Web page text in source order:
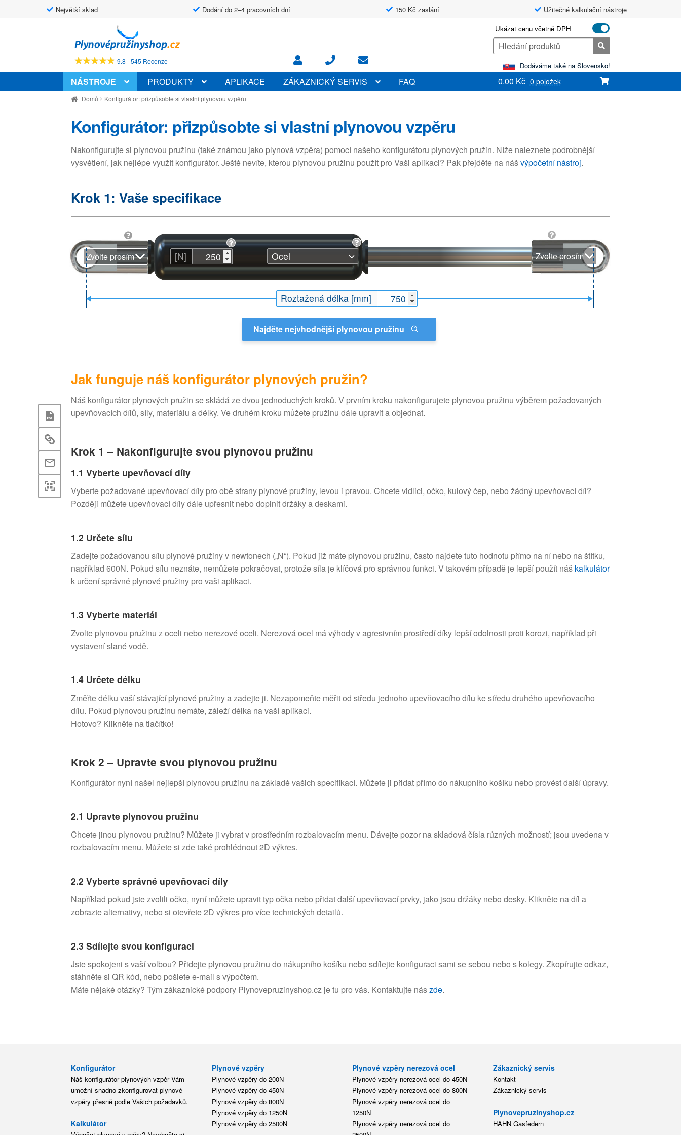
Největší sklad Dodání do 2–4 pracovních dní 150 Kč zaslání Užitečné kalkulační nástroje
na
navigaci
k
obsahu
webu
9.8 -545 Recenze
Ukázat cenu včetně DPH
Search
for:
Dodáváme také na Slovensko!
NÁSTROJE PRODUKTY APLIKACE ZÁKAZNICKÝ SERVIS FAQ 0.00 Kč 0 položek
Domů Konfigurátor: přizpůsobte si vlastní plynovou vzpěru
Konfigurátor: přizpůsobte si vlastní plynovou vzpěru
Nakonfigurujte si plynovou pružinu (také známou jako plynová vzpěra) pomocí našeho konfigurátoru plynových pružin. Níže naleznete podrobnější
vysvětlení, jak nejlépe využít konfigurátor. Ještě nevíte, kterou plynovou pružinu použít pro Vaši aplikaci? Pak přejděte na nášvýpočetní nástroj.
Krok 1: Vaše specifikace
Zvolte prosím Zvolte prosím
[N]
Roztažená délka [mm]
Najděte nejvhodnější plynovou pružinu
Jak funguje náš konfigurátor plynových pružin?
Náš konfigurátor plynových pružin se skládá ze dvou jednoduchých kroků. V prvním kroku nakonfigurujete plynovou pružinu výběrem požadovaných
upevňovacích dílů, síly, materiálu a délky. Ve druhém kroku můžete pružinu dále upravit a objednat.
Krok 1 – Nakonfigurujte svou plynovou pružinu
1.1 Vyberte upevňovací díly
Vyberte požadované upevňovací díly pro obě strany plynové pružiny, levou i pravou. Chcete vidlici, očko, kulový čep, nebo žádný upevňovací díl?
Později můžete upevňovací díly dále upřesnit nebo doplnit držáky a deskami.
1.2 Určete sílu
Zadejte požadovanou sílu plynové pružiny v newtonech („N“). Pokud již máte plynovou pružinu, často najdete tuto hodnotu přímo na ní nebo na štítku,
například 600N. Pokud sílu neznáte, nemůžete pokračovat, protože síla je klíčová pro správnou funkci. V takovém případě je lepší použít náš kalkulátor
k určení správné plynové pružiny pro vaši aplikaci.
1.3 Vyberte materiál
Zvolte plynovou pružinu z oceli nebo nerezové oceli. Nerezová ocel má výhody v agresivním prostředí díky lepší odolnosti proti korozi, například při
vystavení slané vodě.
1.4 Určete délku
Změřte délku vaší stávající plynové pružiny a zadejte ji. Nezapomeňte měřit od středu jednoho upevňovacího dílu ke středu druhého upevňovacího
dílu. Pokud plynovou pružinu nemáte, záleží délka na vaší aplikaci.
Hotovo? Klikněte na tlačítko!
Krok 2 – Upravte svou plynovou pružinu
Konfigurátor nyní našel nejlepší plynovou pružinu na základě vašich specifikací. Můžete ji přidat přímo do nákupního košíku nebo provést další úpravy.
2.1 Upravte plynovou pružinu
Chcete jinou plynovou pružinu? Můžete ji vybrat v prostředním rozbalovacím menu. Dávejte pozor na skladová čísla různých možností; jsou uvedena v
rozbalovacím menu. Můžete si zde také prohlédnout 2D výkres.
2.2 Vyberte správné upevňovací díly
Například pokud jste zvolili očko, nyní můžete upravit typ očka nebo přidat další upevňovací prvky, jako jsou držáky nebo desky. Klikněte na díl a
zobrazte alternativy, nebo si otevřete 2D výkres pro více technických detailů.
2.3 Sdílejte svou konfiguraci
Jste spokojeni s vaší volbou? Přidejte plynovou pružinu do nákupního košíku nebo sdílejte konfiguraci sami se sebou nebo s kolegy. Zkopírujte odkaz,
stáhněte si QR kód, nebo pošlete e-mail s výpočtem.
Máte nějaké otázky? Tým zákaznické podpory Plynovepruzinyshop.cz je tu pro vás. Kontaktujte nászde.
Konfigurátor
Náš konfigurátor plynových vzpěr Vám
umožní snadno zkonfigurovat plynové
vzpěry přesně podle Vašich požadavků.
Kalkulátor
Plynové vzpěry
Plynové vzpěry do 200N
Plynové vzpěry do 450N
Plynové vzpěry do 800N
Plynové vzpěry do 1250N
Plynové vzpěry do 2500N
Plynové vzpěry nerezová ocel
Plynové vzpěry nerezová ocel do 450N
Plynové vzpěry nerezová ocel do 800N
Plynové vzpěry nerezová ocel do
1250N
Plynové vzpěry nerezová ocel do
Zákaznický servis
Kontakt
Zákaznický servis
Plynovepruzinyshop.cz
HAHN Gasfedern